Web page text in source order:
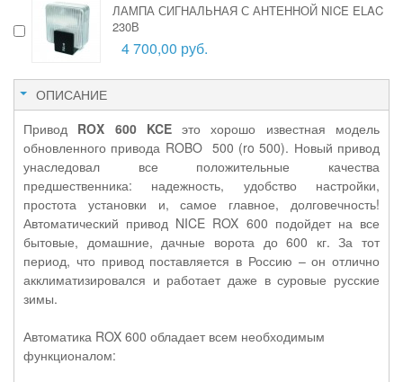
ЛАМПА СИГНАЛЬНАЯ С АНТЕННОЙ NICE ELAC
230В
4 700,00 руб.
ОПИСАНИЕ
Привод ROX 600 KCEэто хорошо известная модель
обновленного привода ROBO 500 (ro 500). Новый привод
унаследовал все положительные качества
предшественника: надежность, удобство настройки,
простота установки и, самое главное, долговечность!
Автоматический привод NICE ROX 600 подойдет на все
бытовые, домашние, дачные ворота до 600 кг. За тот
период, что привод поставляется в Россию – он отлично
акклиматизировался и работает даже в суровые русские
зимы.
Автоматика ROX 600 обладает всем необходимым
функционалом: